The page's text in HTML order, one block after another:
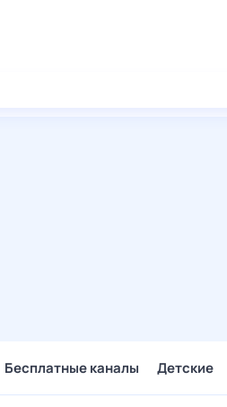
Бесплатные каналы Детские